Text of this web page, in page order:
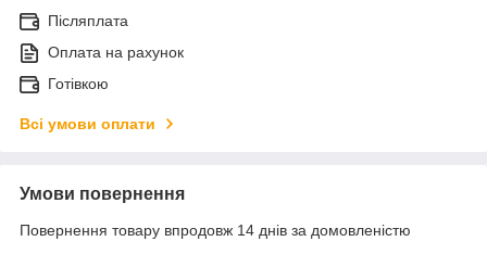
Післяплата
Оплата на рахунок
Готівкою
Всі умови оплати
Умови повернення
Повернення товару впродовж 14 днів за домовленістю